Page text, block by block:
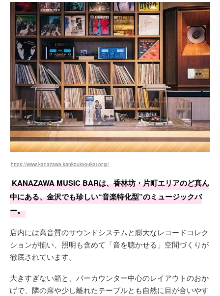
https://www.kanazawa-kankoukyoukai.or.jp/
KANAZAWA MUSIC BARは、香林坊・片町エリアのど真ん
中にある、金沢でも珍しい“音楽特化型”のミュージックバ
ー。
店内には高音質のサウンドシステムと膨大なレコードコレク
ションが揃い、照明も含めて「音を聴かせる」空間づくりが
徹底されています。
大きすぎない箱と、バーカウンター中心のレイアウトのおか
げで、隣の席や少し離れたテーブルとも自然に目が合いやす